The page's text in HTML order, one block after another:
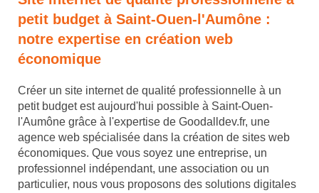
petit budget à Saint-Ouen-l'Aumône :
notre expertise en création web
économique
Créer un site internet de qualité professionnelle à un
petit budget est aujourd'hui possible à Saint-Ouen-
l'Aumône grâce à l'expertise de Goodalldev.fr, une
agence web spécialisée dans la création de sites web
économiques. Que vous soyez une entreprise, un
professionnel indépendant, une association ou un
particulier, nous vous proposons des solutions digitales